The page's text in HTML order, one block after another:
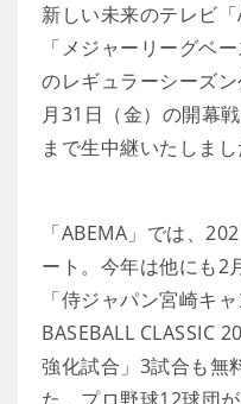
新しい未来のテレビ「
「メジャーリーグベ
のレギュラーシーズ
月31日（金）の開幕
まで生中継いたしまし
「ABEMA」では、
ート。今年は他にも2
「侍ジャパン宮崎キ
BASEBALL CLASSIC
強化試合」3試合も無